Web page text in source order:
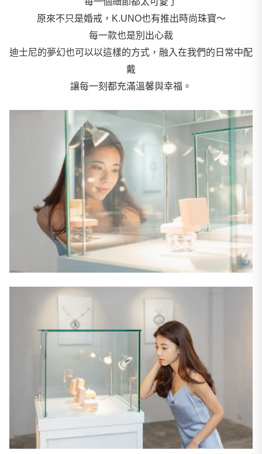
原來不只是婚戒，K.UNO也有推出時尚珠寶～
每一款也是別出心裁
迪士尼的夢幻也可以以這樣的方式，融入在我們的日常中配
戴
讓每一刻都充滿溫馨與幸福。